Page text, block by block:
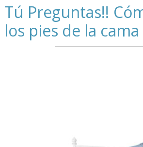
Tú Preguntas!!
los pies de la